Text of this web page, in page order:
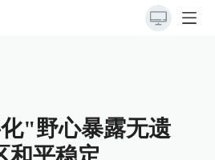
"野心暴露无遗